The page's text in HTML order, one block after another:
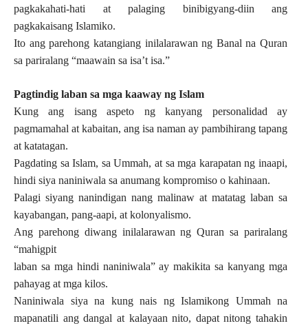
pagkakahati-hati at palaging binibigyang-diin ang
pagkakaisang Islamiko.
Ito ang parehong katangiang inilalarawan ng Banal na Quran
sa pariralang “maawain sa isa’t isa.”
Pagtindig laban sa mga kaaway ng Islam
Kung ang isang aspeto ng kanyang personalidad ay
pagmamahal at kabaitan, ang isa naman ay pambihirang tapang
at katatagan.
Pagdating sa Islam, sa Ummah, at sa mga karapatan ng inaapi,
hindi siya naniniwala sa anumang kompromiso o kahinaan.
Palagi siyang nanindigan nang malinaw at matatag laban sa
kayabangan, pang-aapi, at kolonyalismo.
Ang parehong diwang inilalarawan ng Quran sa pariralang
“mahigpit
laban sa mga hindi naniniwala” ay makikita sa kanyang mga
pahayag at mga kilos.
Naniniwala siya na kung nais ng Islamikong Ummah na
mapanatili ang dangal at kalayaan nito, dapat nitong tahakin